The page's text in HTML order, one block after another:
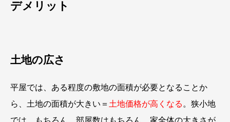
デメリット
土地の広さ
平屋では、ある程度の敷地の面積が必要となることか
ら、土地の面積が大きい＝ 土地価格が高くなる 。狭小地
では、もちろん、部屋数はもちろん、家全体の大きさが